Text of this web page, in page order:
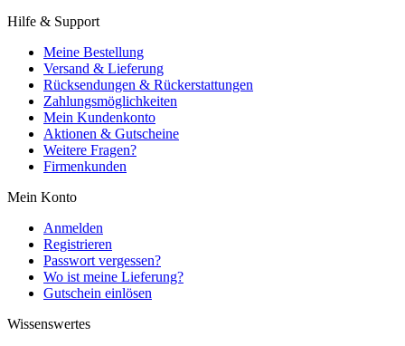
Hilfe & Support
Meine Bestellung
Versand & Lieferung
Rücksendungen & Rückerstattungen
Zahlungsmöglichkeiten
Mein Kundenkonto
Aktionen & Gutscheine
Weitere Fragen?
Firmenkunden
Mein Konto
Anmelden
Registrieren
Passwort vergessen?
Wo ist meine Lieferung?
Gutschein einlösen
Wissenswertes